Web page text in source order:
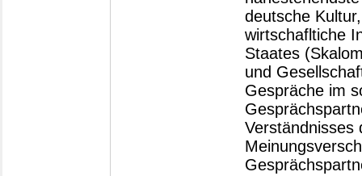
deutsche
wirtschafltiche
Staates
und
Gespräche im
Verständnisses